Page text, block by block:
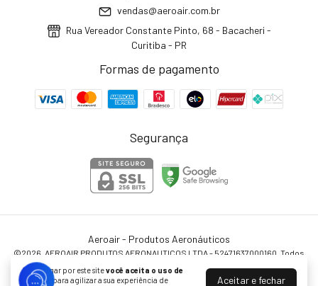
Ao navegar por este sitevocê aceita o uso de
cookies
para agilizar a sua experiência de
Aceitar e fechar
vendas@aeroair.com.br
Rua Vereador Constante Pinto, 68 - Bacacheri -
Curitiba - PR
Formas de pagamento
Segurança
Aeroair - Produtos Aeronáuticos
©2026. AEROAIR PRODUTOS AERONAUTICOS LTDA - 52471637000160. Todos